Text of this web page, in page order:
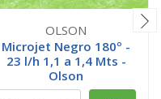
OLSON
Microjet Negro 180º -
23 l/h 1,1 a 1,4 Mts -
Olson